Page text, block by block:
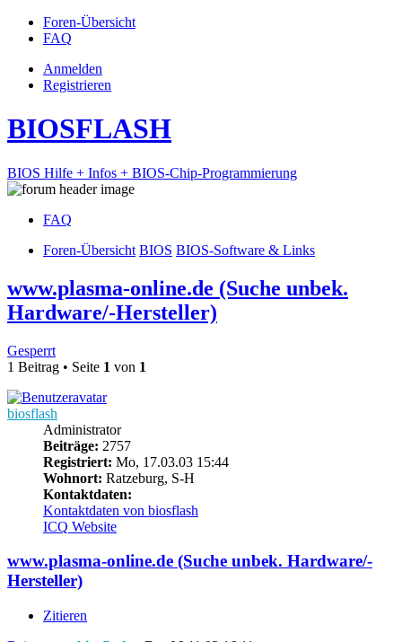
Foren-Übersicht
FAQ
Anmelden
Registrieren
BIOSFLASH
BIOS Hilfe + Infos + BIOS-Chip-Programmierung
FAQ
Foren-Übersicht BIOS BIOS-Software & Links
www.plasma-online.de (Suche unbek.
Hardware/-Hersteller)
Gesperrt
1 Beitrag • Seite 1 von 1
biosflash
Administrator
Beiträge: 2757
Registriert: Mo, 17.03.03 15:44
Wohnort: Ratzeburg, S-H
Kontaktdaten:
Kontaktdaten von biosflash
ICQ Website
www.plasma-online.de (Suche unbek. Hardware/-
Hersteller)
Zitieren